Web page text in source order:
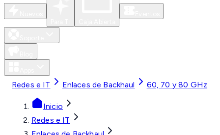
Redes e IT Enlaces de Backhaul 60, 70 y 80 GHz
Inicio
Redes e IT